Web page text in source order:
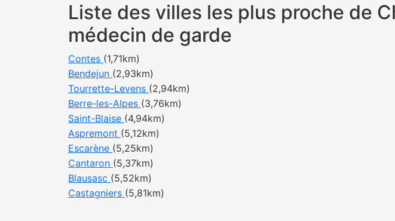
Liste des villes les plus proche de
médecin de garde
Contes (1,71km)
Bendejun (2,93km)
Tourrette-Levens (2,94km)
Berre-les-Alpes (3,76km)
Saint-Blaise (4,94km)
Aspremont (5,12km)
Escarène (5,25km)
Cantaron (5,37km)
Blausasc (5,52km)
Castagniers (5,81km)